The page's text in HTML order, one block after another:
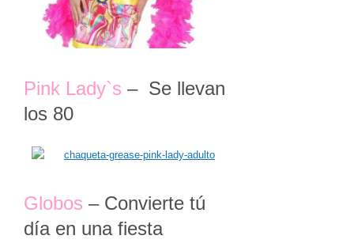
Pink Lady`s – Se llevan
los 80
Globos – Convierte tú
día en una fiesta